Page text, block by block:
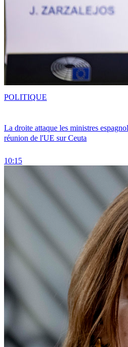
La droite attaque les ministres
réunion de l'UE sur Ceuta
10:15
POLITIQUE